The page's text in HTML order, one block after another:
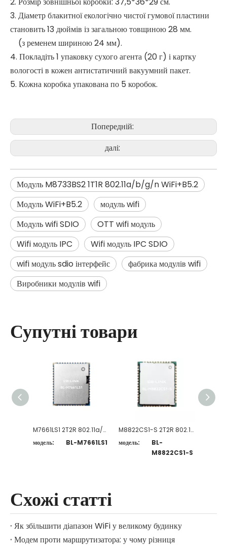
3. Діаметр блакитної екологічно чистої гумової пластини
становить 13 дюймів із загальною товщиною 28 мм.
(з ременем шириною 24 мм).
4. Покладіть 1 упаковку сухого агента (20 г) і картку
вологості в кожен антистатичний вакуумний пакет.
5. Кожна коробка упакована по 5 коробок.
Попередній:
далі:
Модуль M8733BS2 1T1R 802.11a/b/g/n WiFi+B5.2
Модуль WiFi+B5.2
модуль wifi
Модуль wifi SDIO
OTT wifi модуль
Wifi модуль IPC
Wifi модуль IPC SDIO
wifi модуль sdio інтерфейс
фабрика модулів wifi
Виробники модулів wifi
Супутні товари
M7661LS1 2T2R 802.11a/b/g/n/ac WiFi + BT5.0-сумісний модуль
модель:
BL-M7661LS1
M8822CS1-S 2T2R 802.11a/b/g/n/ac WiFi + BT5.0-сумісний модуль
модель:
BL-
M8822CS1-S
Схожі статті
Як збільшити діапазон WiFi у великому будинку
Модем проти маршрутизатора: у чому різниця